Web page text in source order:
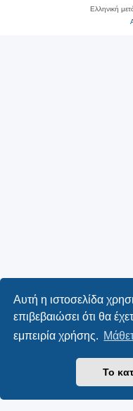
Αυτή η ιστοσελίδα
επιβεβαιώσει ότι θα
εμπειρία χρήσης.
Το
Ελληνική